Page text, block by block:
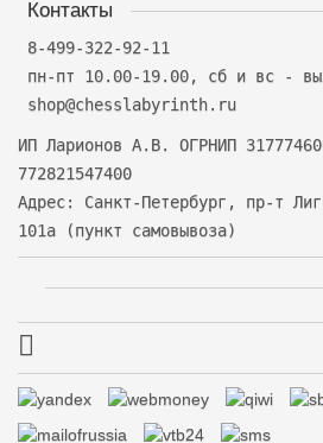
Контакты
8-499-322-92-11
пн-пт 10.00-19.00, сб и вс -
shop@chesslabyrinth.ru
ИП Ларионов А.В. ОГРНИП
772821547400
Адрес: Санкт-Петербург, пр-т
101а (пункт самовывоза)